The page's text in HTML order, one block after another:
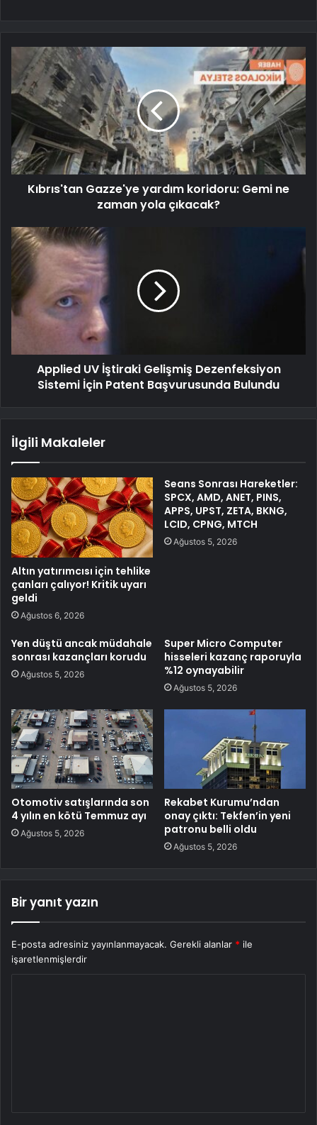
Kıbrıs'tan Gazze'ye yardım koridoru: Gemi ne
zaman yola çıkacak?
Applied UV İştiraki Gelişmiş Dezenfeksiyon
Sistemi İçin Patent Başvurusunda Bulundu
İlgili Makaleler
Altın yatırımcısı için tehlike
çanları çalıyor! Kritik uyarı
geldi
Ağustos 6, 2026
Seans Sonrası Hareketler:
SPCX, AMD, ANET, PINS,
APPS, UPST, ZETA, BKNG,
LCID, CPNG, MTCH
Ağustos 5, 2026
Yen düştü ancak müdahale
sonrası kazançları korudu
Ağustos 5, 2026
Super Micro Computer
hisseleri kazanç raporuyla
%12 oynayabilir
Ağustos 5, 2026
Otomotiv satışlarında son
4 yılın en kötü Temmuz ayı
Ağustos 5, 2026
Rekabet Kurumu’ndan
onay çıktı: Tekfen’in yeni
patronu belli oldu
Ağustos 5, 2026
Bir yanıt yazın
E-posta adresiniz yayınlanmayacak. Gerekli alanlar * ile
işaretlenmişlerdir